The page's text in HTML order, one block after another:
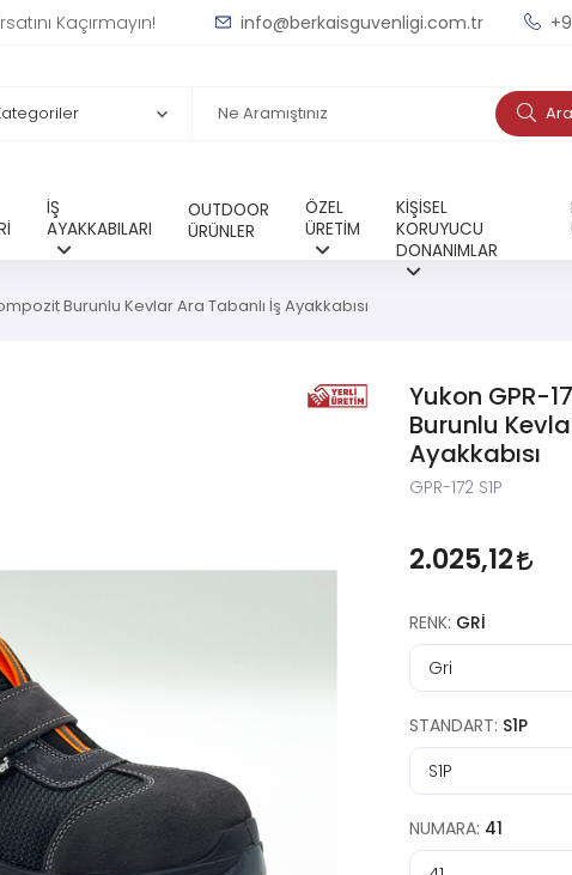
Kaçırmayın! info@berkaisguvenligi.com.tr
Ara
İŞ
AYAKKABILARI
OUTDOOR
ÜRÜNLER
ÖZEL
ÜRETİM
KİŞİSEL
KORUYUCU
DONANIMLAR
Burunlu Kevlar Ara Tabanlı İş Ayakkabısı
Yukon GPR-
Burunlu
Ayakkabısı
GPR-172 S1P
2.025,12
RENK: GRI
STANDART: S1P
NUMARA: 41